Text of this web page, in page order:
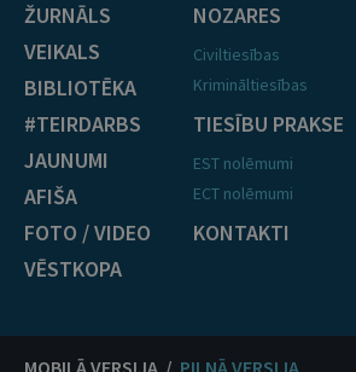
ŽURNĀLS
VEIKALS
BIBLIOTĒKA
#TEIRDARBS
JAUNUMI
AFIŠA
FOTO / VIDEO
VĒSTKOPA
NOZARES
Civiltiesības
Krimināltiesības
TIESĪBU PRAKSE
EST nolēmumi
ECT nolēmumi
KONTAKTI
MOBILĀ VERSIJA / PILNĀ VERSIJA